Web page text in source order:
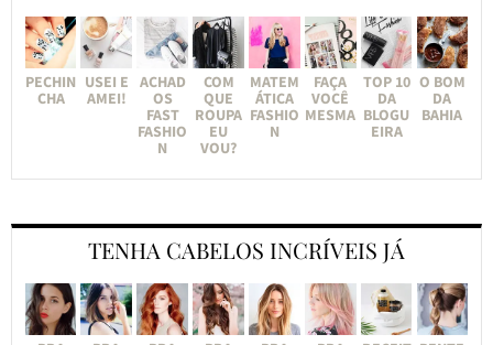
PECHIN
CHA
USEI E
AMEI!
ACHAD
OS
FAST
FASHIO
N
COM
QUE
ROUPA
EU
VOU?
MATEM
ÁTICA
FASHIO
N
FAÇA
VOCÊ
MESMA
TOP 10
DA
BLOGU
EIRA
O BOM
DA
BAHIA
TENHA CABELOS INCRÍVEIS JÁ